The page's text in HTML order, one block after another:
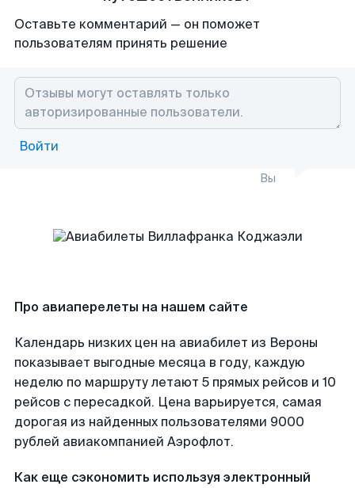
Оставьте комментарий — он поможет
пользователям принять решение
Войти
Вы
Про авиаперелеты на нашем сайте
Календарь низких цен на авиабилет из Вероны
показывает выгодные месяца в году, каждую
неделю по маршруту летают 5 прямых рейсов и 10
рейсов с пересадкой. Цена варьируется, самая
дорогая из найденных пользователями 9000
рублей авиакомпанией Аэрофлот.
Как еще сэкономить используя электронный